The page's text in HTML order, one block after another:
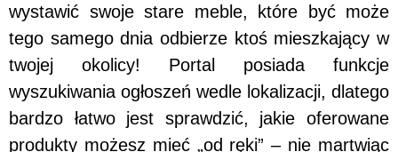
wystawić swoje stare meble, które być może
tego samego dnia odbierze ktoś mieszkający w
twojej okolicy! Portal posiada funkcje
wyszukiwania ogłoszeń wedle lokalizacji, dlatego
bardzo łatwo jest sprawdzić, jakie oferowane
produkty możesz mieć „od ręki” – nie martwiąc